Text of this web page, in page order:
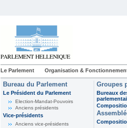
Le Parlement Organisation &
Bureau du Parlement
Le Président du Parlement
Election-Mandat-Pouvoirs
Anciens présidents
Vice-présidents
Anciens vice-présidents
Groupes
Bureaux